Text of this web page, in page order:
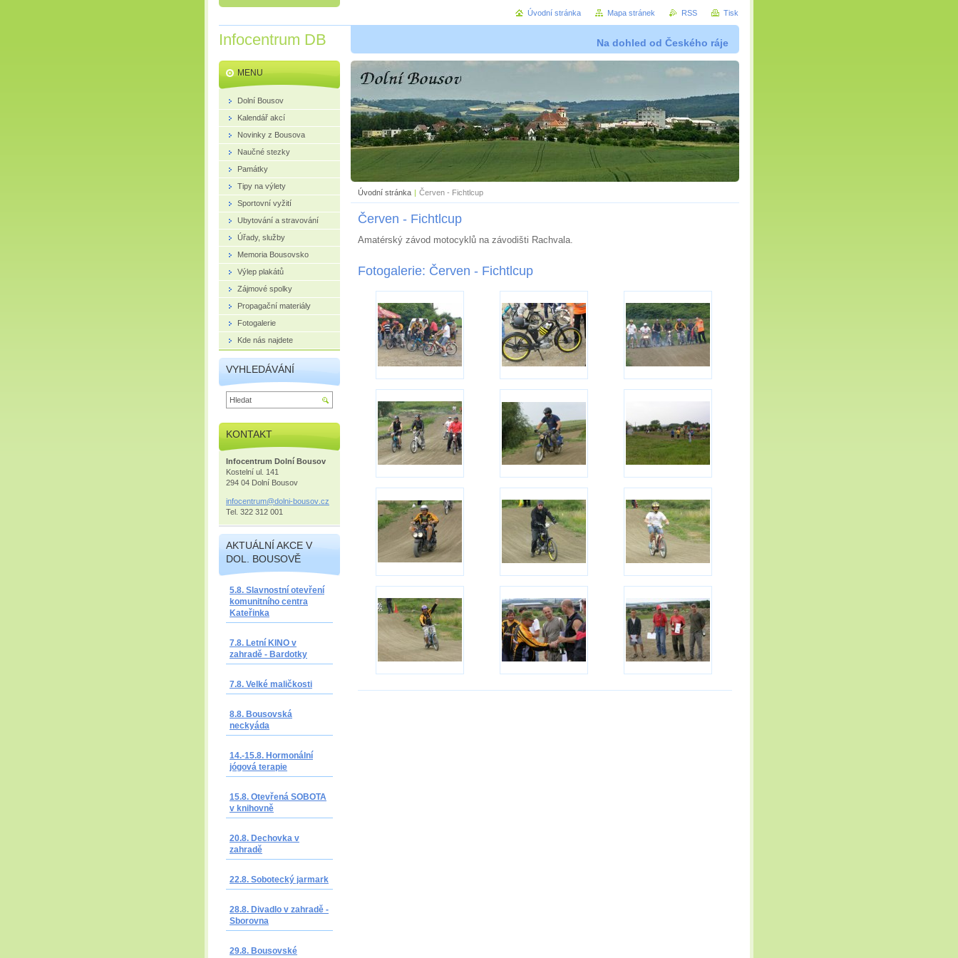
Infocentrum DB Na dohled od Českého ráje
Úvodní stránka | Červen - Fichtlcup
Červen - Fichtlcup
Amatérský závod motocyklů na závodišti Rachvala.
Fotogalerie: Červen - Fichtlcup
MENU
Dolní Bousov
Kalendář akcí
Novinky z Bousova
Naučné stezky
Památky
Tipy na výlety
Sportovní vyžití
Ubytování a stravování
Úřady, služby
Memoria Bousovsko
Výlep plakátů
Zájmové spolky
Propagační materiály
Fotogalerie
Kde nás najdete
VYHLEDÁVÁNÍ
KONTAKT
Infocentrum Dolní Bousov
Kostelní ul. 141
294 04 Dolní Bousov
infocentrum@dolni-bousov .cz
Tel. 322 312 001
AKTUÁLNÍ AKCE V
DOL. BOUSOVĚ
5.8. Slavnostní otevření
komunitního centra
Kateřinka
7.8. Letní KINO v
zahradě - Bardotky
7.8. Velké maličkosti
8.8. Bousovská
neckyáda
14.-15.8. Hormonální
jógová terapie
15.8. Otevřená SOBOTA
v knihovně
20.8. Dechovka v
zahradě
22.8. Sobotecký jarmark
28.8. Divadlo v zahradě -
Sborovna
29.8. Bousovské
Úvodní stránka Mapa stránek RSS Tisk